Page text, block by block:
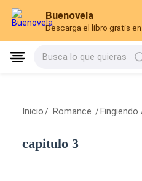
Buenovela
Descarga el libro gratis
Busca lo que quieras
Inicio / Romance / Fingiendo
capitulo 3